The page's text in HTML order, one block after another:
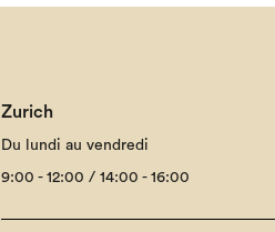
Zurich
Du lundi au vendredi
9:00 - 12:00 / 14:00 - 16:00